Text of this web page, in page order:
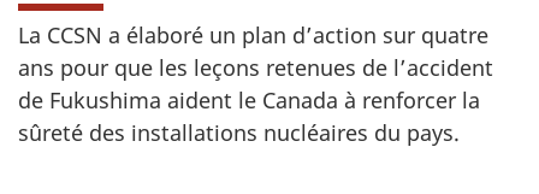
La CCSN a élaboré un plan d’action sur quatre
ans pour que les leçons retenues de l’accident
de Fukushima aident le Canada à renforcer la
sûreté des installations nucléaires du pays.